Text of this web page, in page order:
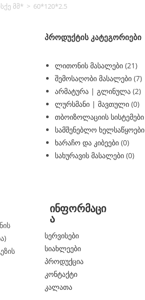
მმ* > 60*120*2.5
პროდუქტის კატეგორიები
ლითონის მასალები (21)
შემოსაღობი მასალები (7)
არმატურა | გლინულა (2)
ლურსმანი | მავთული (0)
თბოიზოლაციის სისტემები
სამშენებლო ხელსაწყოები
ხარაჩო და კიბეები (0)
სახურავის მასალები (0)
ინფორმაცი
ა
სერვისები
სიახლეები
პროდუქცია
კონტაქტი
კალათა